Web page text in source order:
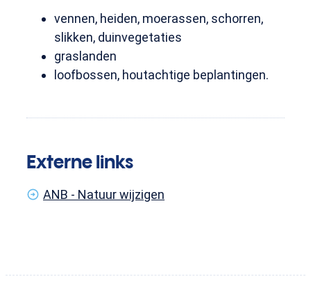
vennen, heiden, moerassen, schorren,
slikken, duinvegetaties
graslanden
loofbossen, houtachtige beplantingen.
Externe links
ANB - Natuur wijzigen